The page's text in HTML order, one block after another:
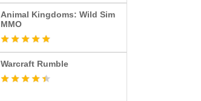
Animal Kingdoms: Wild Sim
MMO
Warcraft Rumble